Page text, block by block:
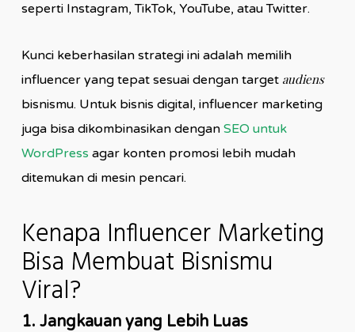
seperti Instagram, TikTok, YouTube, atau Twitter.
Kunci keberhasilan strategi ini adalah memilih
influencer yang tepat sesuai dengan target audiens
bisnismu. Untuk bisnis digital, influencer marketing
juga bisa dikombinasikan dengan SEO untuk
WordPress agar konten promosi lebih mudah
ditemukan di mesin pencari.
Kenapa Influencer Marketing
Bisa Membuat Bisnismu
Viral?
1. Jangkauan yang Lebih Luas